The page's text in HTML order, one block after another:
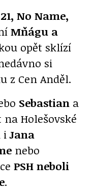
No Name,
Mňágu a
opět sklízí
si
z Cen Anděl.
Sebastian a
Holešovské
iJana
nebo
PSH neboli
.